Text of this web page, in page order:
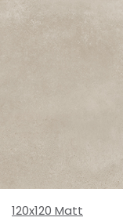
120x120 Matt